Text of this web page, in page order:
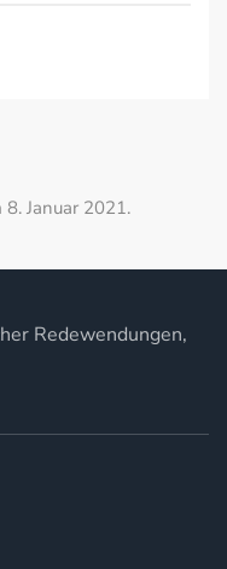
Januar 2021.
Redewendungen,